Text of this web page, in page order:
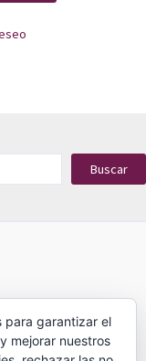
Buscar
para garantizar el
mejorar nuestros